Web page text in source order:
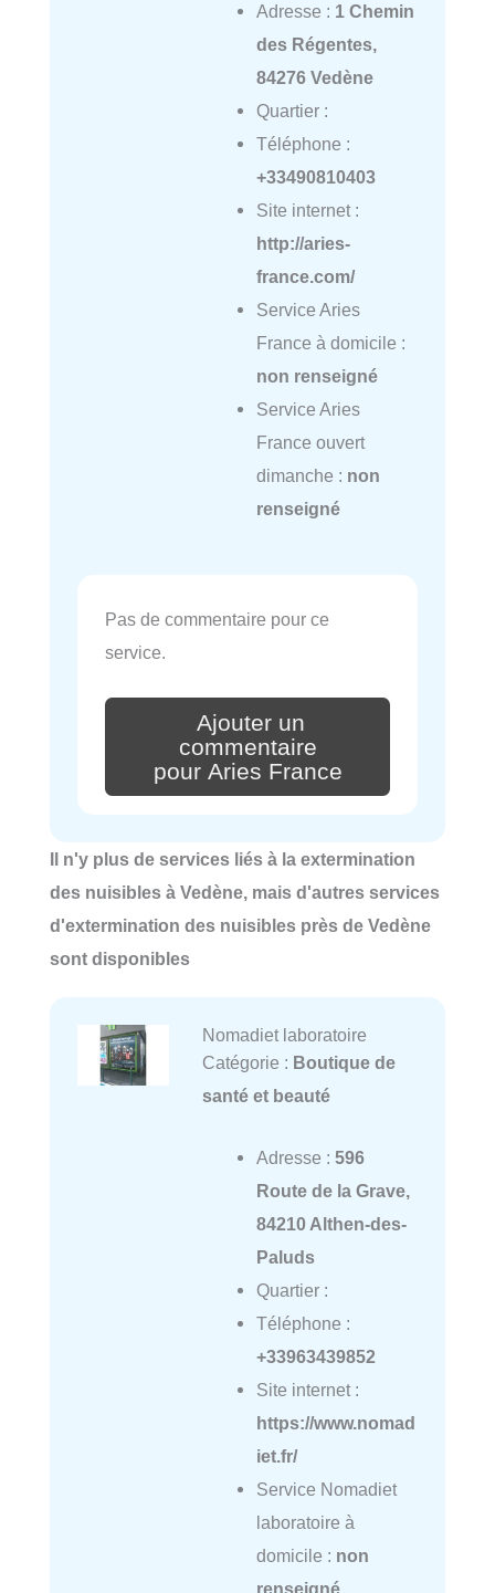
Adresse : 1 Chemin
des Régentes,
84276 Vedène
Quartier :
Téléphone :
+33490810403
Site internet :
http://aries-
france.com/
Service Aries
France à domicile :
non renseigné
Service Aries
France ouvert
dimanche : non
renseigné
Pas de commentaire pour ce
service.
Ajouter un
commentaire
pour Aries France
Il n'y plus de services liés à la extermination
des nuisibles à Vedène, mais d'autres services
d'extermination des nuisibles près de Vedène
sont disponibles
Nomadiet laboratoire
Catégorie : Boutique de
santé et beauté
Adresse : 596
Route de la Grave,
84210 Althen-des-
Paluds
Quartier :
Téléphone :
+33963439852
Site internet :
https://www.nomad
iet.fr/
Service Nomadiet
laboratoire à
domicile : non
renseigné